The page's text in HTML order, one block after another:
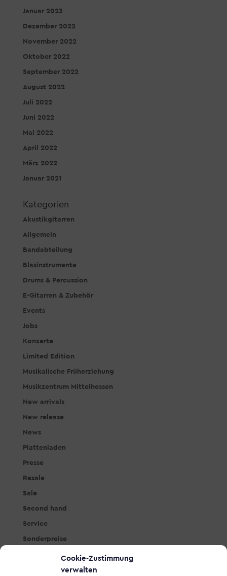
Cookie-Zustimmung
verwalten
Januar 2023
Dezember 2022
November 2022
Oktober 2022
September 2022
August 2022
Juli 2022
Juni 2022
Mai 2022
April 2022
März 2022
Januar 2021
Kategorien
Akustikgitarren
Allgemein
Bandabteilung
Blasinstrumente
Drums & Percussion
E-Gitarren & Zubehör
Events
Jobs
Konzerte
Limited Edition
Musikalische Früherziehung
Musikzentrum Mittelhessen
New arrivals
New release
News
Plattenladen
Presse
Resale
Sale
Second hand
Service
Sonderpreise
Tasteninstrumente